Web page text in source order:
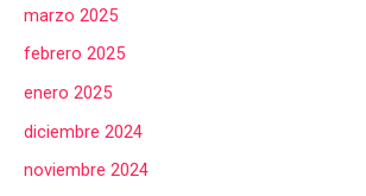
marzo 2025
febrero 2025
enero 2025
diciembre 2024
noviembre 2024